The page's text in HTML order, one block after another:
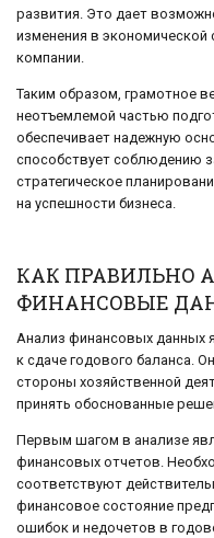
развития. Это дает
изменения в экономической
компании.
Таким образом, грамотное
неотъемлемой частью
обеспечивает надежную
способствует соблюдению
стратегическое
на успешности бизнеса.
КАК ПРАВИЛЬНО
ФИНАНСОВЫЕ
Анализ финансовых данных
к сдаче годового баланса.
стороны хозяйственной
принять обоснованные
Первым шагом в анализе
финансовых отчетов.
соответствуют
финансовое состояние
ошибок и недочетов в